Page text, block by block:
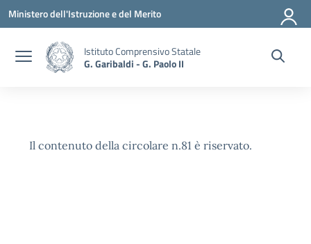
Vai ai contenuti
Vai al menu di navigazione
Vai al footer
Ministero dell'Istruzione e del Merito
Istituto Comprensivo Statale
G. Garibaldi - G. Paolo II
Il contenuto della circolare n.81 è riservato.